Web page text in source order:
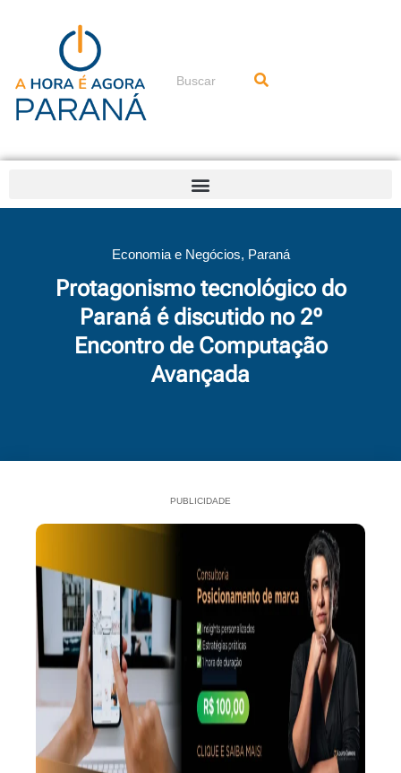
conteúdo
Pesquisar
Economia e Negócios, Paraná
Protagonismo tecnológico do
Paraná é discutido no 2º
Encontro de Computação
Avançada
PUBLICIDADE